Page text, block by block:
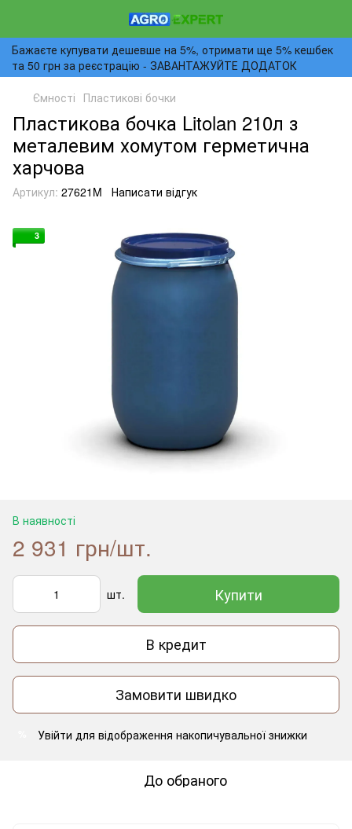
Бажаєте купувати дешевше на 5%, отримати ще 5% кешбек
та 50 грн за реєстрацію - ЗАВАНТАЖУЙТЕ ДОДАТОК
Ємності Пластикові бочки
Пластикова бочка Litolan 210л з
металевим хомутом герметична
харчова
Артикул: 27621M Написати відгук
3
В наявності
2 931 грн/шт.
шт. Купити
В кредит
Замовити швидко
Увійти для відображення накопичувальної знижки
До обраного